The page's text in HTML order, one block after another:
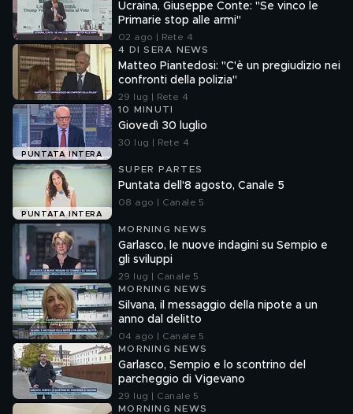
Ucraina, Giuseppe Conte: "Se vinco le
Primarie stop alle armi"
02 ago | Rete 4
4 DI SERA NEWS
Matteo Piantedosi: "C'è un pregiudizio nei
confronti della polizia"
29 lug | Rete 4
PUNTATA INTERA
10 MINUTI
Giovedì 30 luglio
30 lug | Rete 4
PUNTATA INTERA
SUPER PARTES
Puntata dell'8 agosto, Canale 5
08 ago | Canale 5
MORNING NEWS
Garlasco, le nuove indagini su Sempio e
gli sviluppi
29 lug | Canale 5
MORNING NEWS
Silvana, il messaggio della nipote a un
anno dal delitto
04 ago | Canale 5
MORNING NEWS
Garlasco, Sempio e lo scontrino del
parcheggio di Vigevano
29 lug | Canale 5
MORNING NEWS